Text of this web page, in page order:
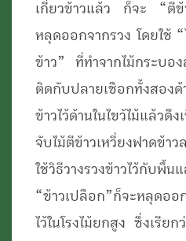
เกี่ยวข้าวแล้ว ก็จะ “ตีข้
หลุดออกจากรวง โดยใช้
ข้าว” ที่ทำจากไม้กระบอ
ติดกับปลายเชือกทั้งสอง
ข้าวไว้ด้านในไขว้ไม้แล้ว
จับไม้ตีข้าวเหวี่ยงฟาดข้
ใช้วิธีวางรวงข้าวไว้กับพื้น
“ข้าวเปลือก”ก็จะหลุดออ
ไว้ในโรงไม้ยกสูง ซึ่งเรีย